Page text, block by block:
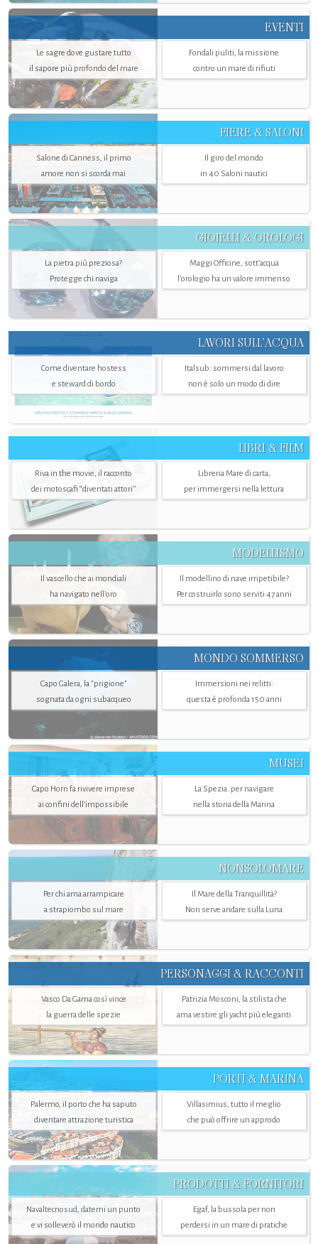
EVENTI
Le sagre dove gustare tutto
il sapore più profondo del mare
Fondali puliti, la missione
contro un mare di rifiuti
FIERE & SALONI
Salone di Canness, il primo
amore non si scorda mai
Il giro del mondo
in 40 Saloni nautici
GIOIELLI & OROLOGI
La pietra più preziosa?
Protegge chi naviga
Maggi Officine, sott’acqua
l'orologio ha un valore immenso
LAVORI SULL’ACQUA
Come diventare hostess
e steward di bordo
Italsub: sommersi dal lavoro
non è solo un modo di dire
LIBRI & FILM
Riva in the movie, il racconto
dei motoscafi “diventati attori”
Libreria Mare di carta,
per immergersi nella lettura
MODELLISMO
Il vascello che ai mondiali
ha navigato nell’oro
Il modellino di nave irripetibile?
Per costruirlo sono serviti 47 anni
MONDO SOMMERSO
Capo Galera, la "prigione"
sognata da ogni subacqueo
Immersioni nei relitti:
questa è profonda 150 anni
MUSEI
Capo Horn fa rivivere imprese
ai confini dell’impossibile
La Spezia. per navigare
nella storia della Marina
NONSOLOMARE
Per chi ama arrampicare
a strapiombo sul mare
Il Mare della Tranquillità?
Non serve andare sulla Luna
PERSONAGGI & RACCONTI
Vasco Da Gama così vince
la guerra delle spezie
Patrizia Mosconi, la stilista che
ama vestire gli yacht più eleganti
PORTI & MARINA
Palermo, il porto che ha saputo
diventare attrazione turistica
Villasimius, tutto il meglio
che può offrire un approdo
PRODOTTI & FORNITORI
Navaltecnosud, datemi un punto
e vi solleverò il mondo nautico
Egaf, la bussola per non
perdersi in un mare di pratiche